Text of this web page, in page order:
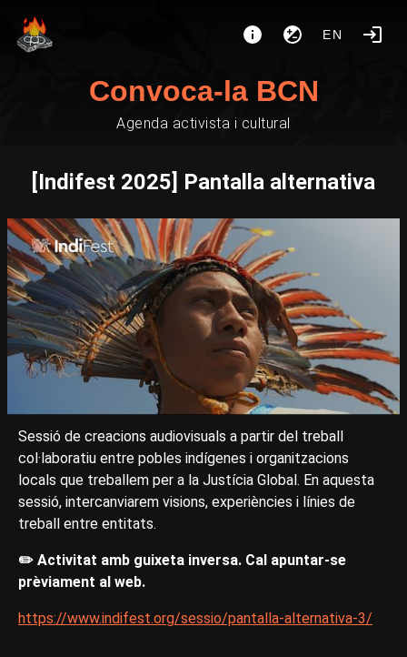
EN
Convoca-la BCN
Agenda activista i cultural
[Indifest 2025] Pantalla alternativa
Sessió de creacions audiovisuals a partir del treball
col·laboratiu entre pobles indígenes i organitzacions
locals que treballem per a la Justícia Global. En aquesta
sessió, intercanviarem visions, experiències i línies de
treball entre entitats.
✏️ Activitat amb guixeta inversa. Cal apuntar-se
prèviament al web.
https://www.indifest.org/sessio/pantalla-alternativa-3/